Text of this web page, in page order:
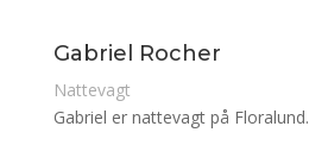
Gabriel Rocher
Nattevagt
Gabriel er nattevagt på Floralund.